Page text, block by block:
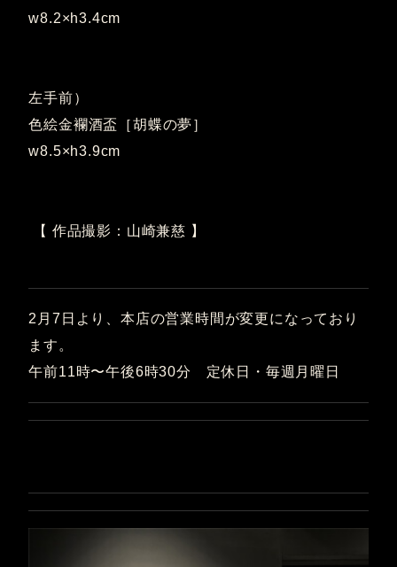
w8.2×h3.4cm
左手前）
色絵金襴酒盃［胡蝶の夢］
w8.5×h3.9cm
【 作品撮影：山崎兼慈 】
2月7日より、本店の営業時間が変更になっており
ます。
午前11時〜午後6時30分 定休日・毎週月曜日